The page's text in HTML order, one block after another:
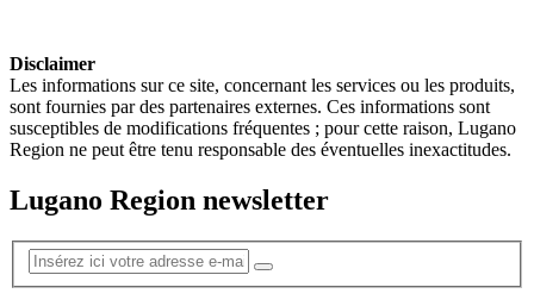
Disclaimer
Les informations sur ce site, concernant les services ou les produits,
sont fournies par des partenaires externes. Ces informations sont
susceptibles de modifications fréquentes ; pour cette raison, Lugano
Region ne peut être tenu responsable des éventuelles inexactitudes.
Lugano Region newsletter